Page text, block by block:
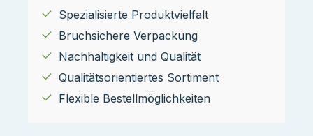
Spezialisierte Produktvielfalt
Bruchsichere Verpackung
Nachhaltigkeit und Qualität
Qualitätsorientiertes Sortiment
Flexible Bestellmöglichkeiten